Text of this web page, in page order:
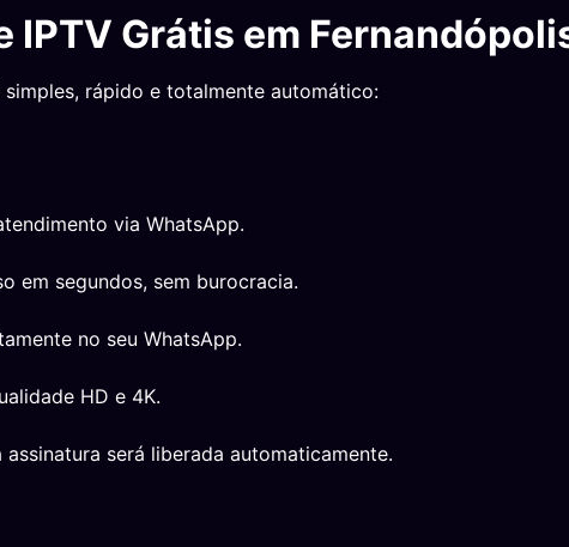
IPTV Grátis em
simples, rápido e totalmente automático:
via WhatsApp.
em segundos, sem burocracia.
no seu WhatsApp.
HD e 4K.
será liberada automaticamente.